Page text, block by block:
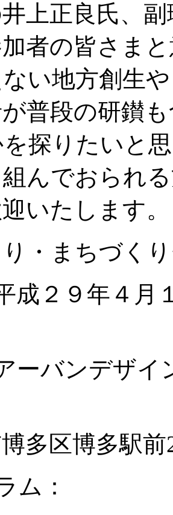
上正良氏、
者の皆さま
ない地方創生
普段の研鑚
探りたいと
んでおられ
いたします。
・まちづく
成２９年４月
ーバンデザイ
博多区博多駅
ム：